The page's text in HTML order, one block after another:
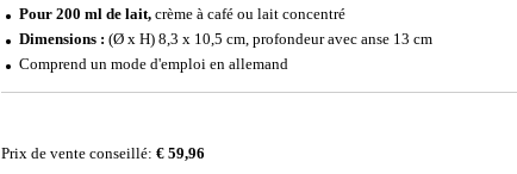
Pour 200 ml de lait, crème à café ou lait concentré
Dimensions : (Ø x H) 8,3 x 10,5 cm, profondeur avec anse 13 cm
Comprend un mode d'emploi en allemand
Prix de vente conseillé: € 59,96